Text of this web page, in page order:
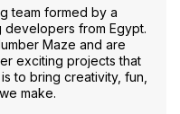
team formed by a
developers from Egypt.
Maze and are
exciting projects that
to bring creativity, fun,
make.